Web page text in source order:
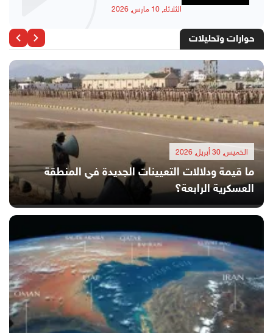
الثلاثاء, 10 مارس, 2026
حوارات وتحليلات
الخميس, 30 أبريل, 2026
ما قيمة ودلالات التعيينات الجديدة في المنطقة
العسكرية الرابعة؟